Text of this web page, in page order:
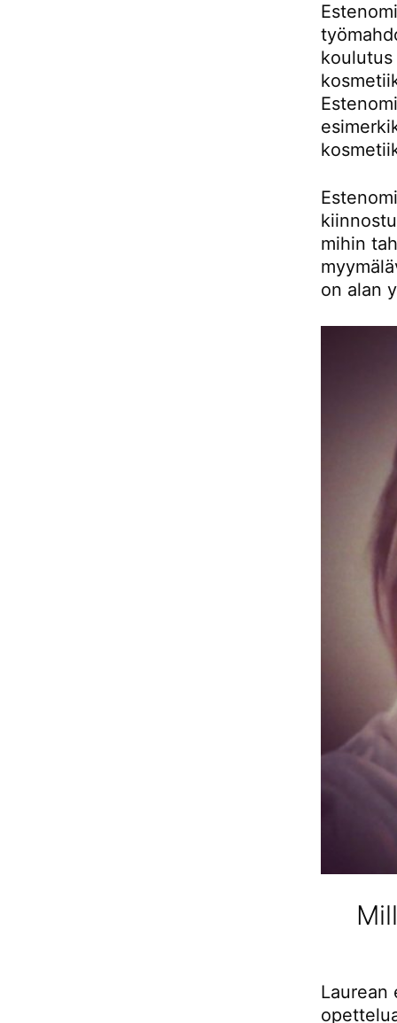
koulutus
mihin
on alan
Laurean